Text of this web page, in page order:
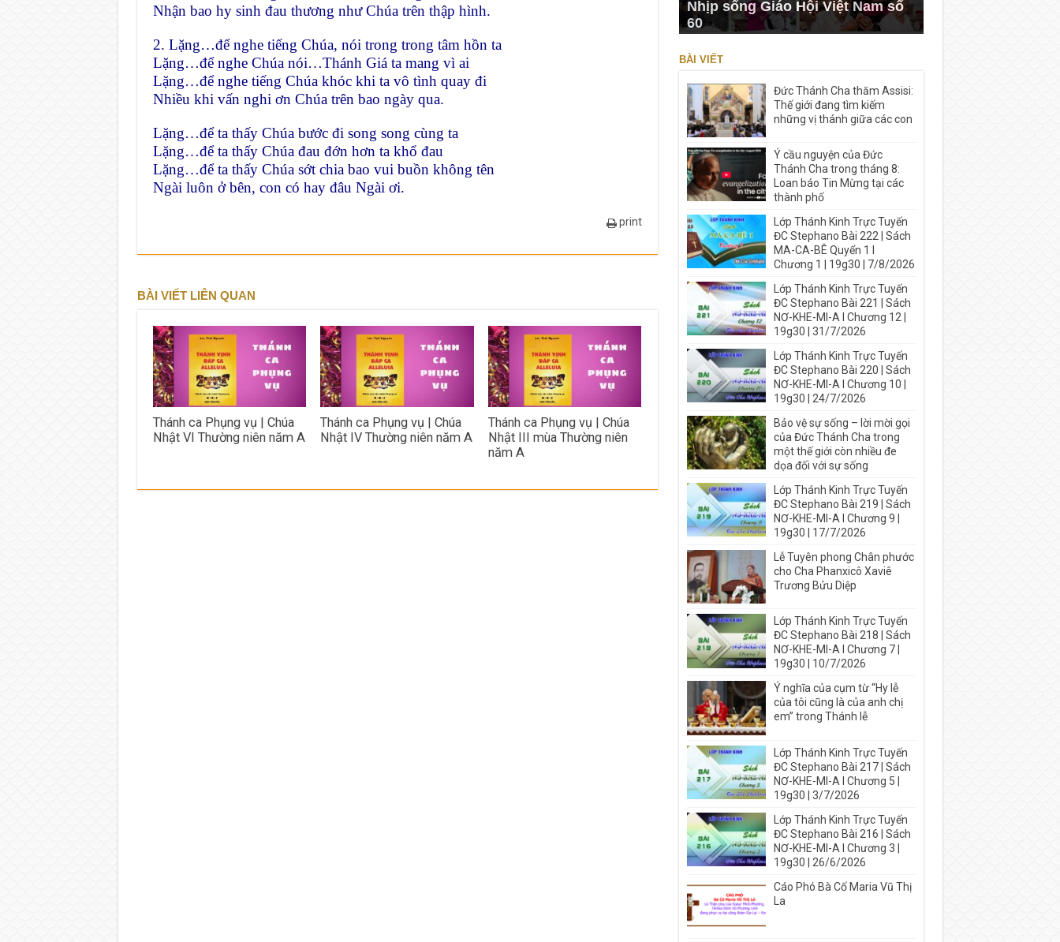
Nhận bao hy sinh đau thương như Chúa trên thập hình.
2. Lặng…để nghe tiếng Chúa, nói trong trong tâm hồn ta
Lặng…để nghe Chúa nói…Thánh Giá ta mang vì ai
Lặng…để nghe tiếng Chúa khóc khi ta vô tình quay đi
Nhiều khi vấn nghi ơn Chúa trên bao ngày qua.
Lặng…để ta thấy Chúa bước đi song song cùng ta
Lặng…để ta thấy Chúa đau đớn hơn ta khổ đau
Lặng…để ta thấy Chúa sớt chia bao vui buồn không tên
Ngài luôn ở bên, con có hay đâu Ngài ơi.
print
BÀI VIẾT LIÊN QUAN
Thánh ca Phụng vụ | Chúa
Nhật VI Thường niên năm A
Thánh ca Phụng vụ | Chúa
Nhật IV Thường niên năm A
Thánh ca Phụng vụ | Chúa
Nhật III mùa Thường niên
năm A
Nhịp sống Giáo Hội Việt Nam số
60
BÀI VIẾT
Đức Thánh Cha thăm Assisi:
Thế giới đang tìm kiếm
những vị thánh giữa các con
Ý cầu nguyện của Đức
Thánh Cha trong tháng 8:
Loan báo Tin Mừng tại các
thành phố
Lớp Thánh Kinh Trực Tuyến
ĐC Stephano Bài 222 | Sách
MA-CA-BÊ Quyển 1 I
Chương 1 | 19g30 | 7/8/2026
Lớp Thánh Kinh Trực Tuyến
ĐC Stephano Bài 221 | Sách
NƠ-KHE-MI-A I Chương 12 |
19g30 | 31/7/2026
Lớp Thánh Kinh Trực Tuyến
ĐC Stephano Bài 220 | Sách
NƠ-KHE-MI-A I Chương 10 |
19g30 | 24/7/2026
Bảo vệ sự sống – lời mời gọi
của Đức Thánh Cha trong
một thế giới còn nhiều đe
dọa đối với sự sống
Lớp Thánh Kinh Trực Tuyến
ĐC Stephano Bài 219 | Sách
NƠ-KHE-MI-A I Chương 9 |
19g30 | 17/7/2026
Lễ Tuyên phong Chân phước
cho Cha Phanxicô Xaviê
Trương Bửu Diệp
Lớp Thánh Kinh Trực Tuyến
ĐC Stephano Bài 218 | Sách
NƠ-KHE-MI-A I Chương 7 |
19g30 | 10/7/2026
Ý nghĩa của cụm từ “Hy lễ
của tôi cũng là của anh chị
em” trong Thánh lễ
Lớp Thánh Kinh Trực Tuyến
ĐC Stephano Bài 217 | Sách
NƠ-KHE-MI-A I Chương 5 |
19g30 | 3/7/2026
Lớp Thánh Kinh Trực Tuyến
ĐC Stephano Bài 216 | Sách
NƠ-KHE-MI-A I Chương 3 |
19g30 | 26/6/2026
Cáo Phó Bà Cố Maria Vũ Thị
La